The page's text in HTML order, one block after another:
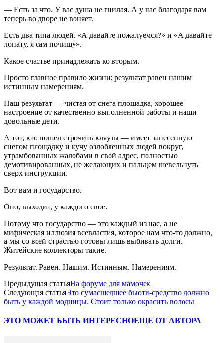
— Есть за что. У вас душа не гнилая. А у нас благодаря вам
теперь во дворе не воняет.
Есть два типа людей. «А давайте пожалуемся?» и «А давайте
лопату, я сам почищу».
Какое счастье принадлежать ко вторым.
Просто главное правило жизни: результат равен нашим
истинным намерениям.
Наш результат — чистая от снега площадка, хорошее
настроение от качественно выполненной работы и наши
довольные дети.
А тот, кто пошел строчить кляузы — имеет занесенную
снегом площадку и кучу озлобленных людей вокруг,
утрамбованных жалобами в свой адрес, полностью
демотивированных, не желающих и пальцем шевельнуть
сверх инструкции.
Вот вам и государство.
Оно, выходит, у каждого свое.
Потому что государство — это каждый из нас, а не
мифическая иллюзия всевластия, которое нам что-то должно,
а мы со всей страстью готовы лишь выбивать долги.
Житейские коллекторы такие.
Результат. Равен. Нашим. Истинным. Намерениям.
Предыдущая статьяНа форуме для мамочек
Следующая статьяЭто сумасшедшее бьюти-средство должно
быть у каждой модницы. Стоит только окрасить волосы
ЭТО МОЖЕТ БЫТЬ ИНТЕРЕСНОЕЩЕ ОТ АВТОРА